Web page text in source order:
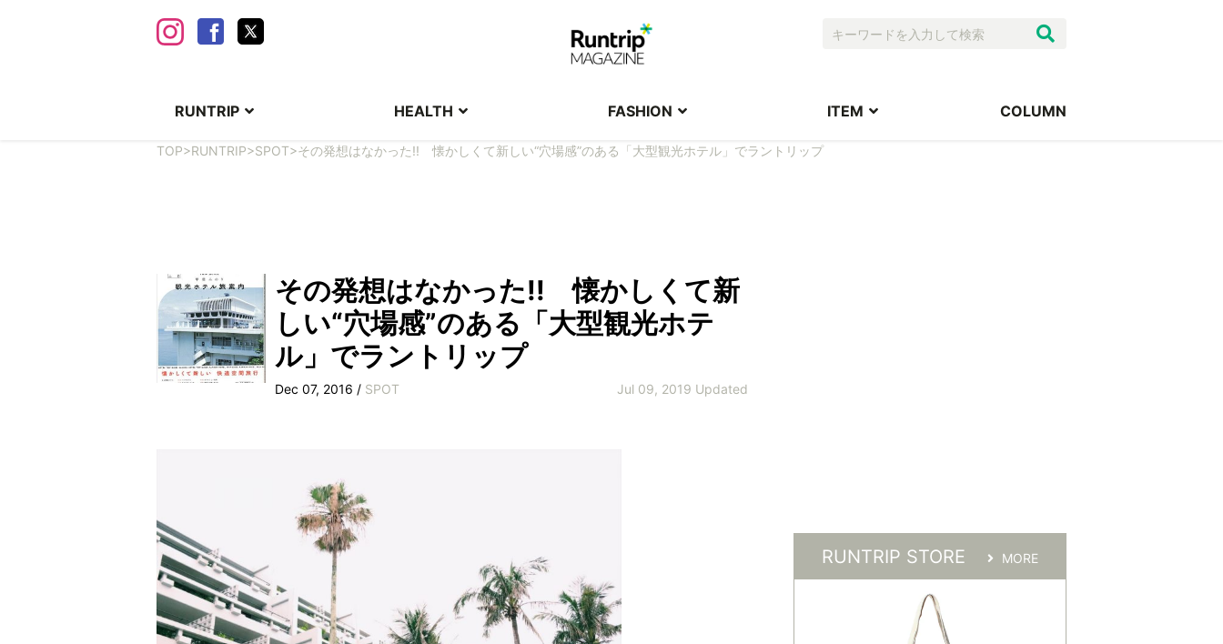
RUNTRIP HEALTH FASHION ITEM COLUMN
TOP>RUNTRIP>SPOT>その発想はなかった!! 懐かしくて新しい“穴場感”のある「大型観光ホテル」でラントリップ
その発想はなかった!! 懐かしくて新
しい“穴場感”のある「大型観光ホテ
ル」でラントリップ
Dec 07, 2016 / SPOT Jul 09, 2019 Updated
RUNTRIP STORE MORE